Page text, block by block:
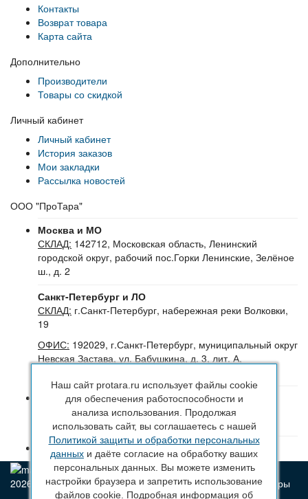
Контакты
Возврат товара
Карта сайта
Дополнительно
Производители
Товары со скидкой
Личный кабинет
Личный кабинет
История заказов
Мои закладки
Рассылка новостей
ООО "ПроТара"
Москва и МО
СКЛАД: 142712, Московская область, Ленинский
городской округ, рабочий пос.Горки Ленинские, Зелёное
ш., д. 2
Санкт-Петербург и ЛО
СКЛАД: г.Санкт-Петербург, набережная реки Волковки,
19
ОФИС: 192029, г.Санкт-Петербург, муниципальный округ
Невская Застава, ул. Бабушкина, д. 3, лит. А,
8 (800) 222 44 29(Бесплатный звонок по РФ)
+7 (963) 314 20 33(Санкт-Петербург и ЛО)
+7 (963) 314 20 33(Москва и МО)
sales@protara.ru
2026 © ПроТара - Производство и продажа пластиковой тары
Наш сайт protara.ru использует файлы cookie
для обеспечения работоспособности и
анализа использования. Продолжая
использовать сайт, вы соглашаетесь с нашей
Политикой защиты и обработки персональных
данных и даёте согласие на обработку ваших
персональных данных. Вы можете изменить
настройки браузера и запретить использование
файлов cookie. Подробная информация об